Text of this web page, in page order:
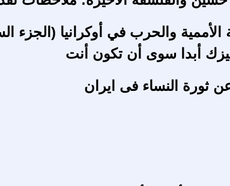
الأممية والحرب في أوكرانيا (الجزء
أبدا سوى أن تكون أنت
ثورة النساء فى ايران